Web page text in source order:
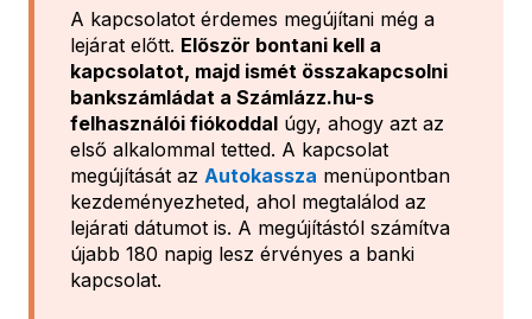
A kapcsolatot érdemes megújítani még a
lejárat előtt. Először bontani kell a
kapcsolatot, majd ismét összakapcsolni
bankszámládat a Számlázz.hu-s
felhasználói fiókoddal úgy, ahogy azt az
első alkalommal tetted. A kapcsolat
megújítását az Autokassza menüpontban
kezdeményezheted, ahol megtalálod az
lejárati dátumot is. A megújítástól számítva
újabb 180 napig lesz érvényes a banki
kapcsolat.